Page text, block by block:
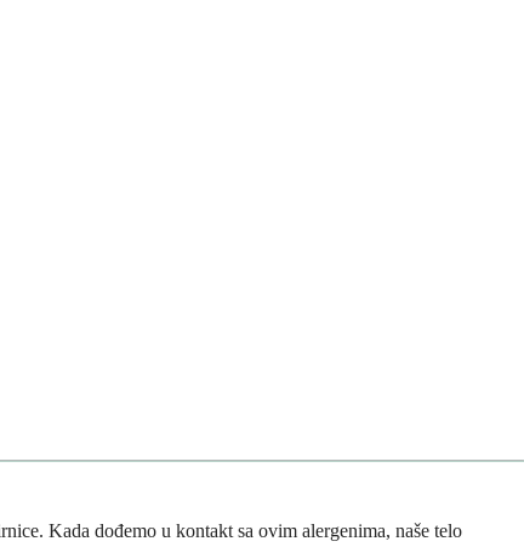
Kada dođemo u kontakt sa ovim alergenima, naše telo